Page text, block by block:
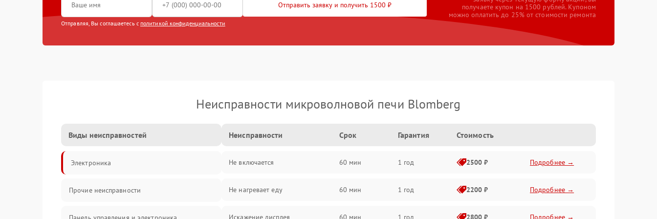
Отправить заявку и получить 1500 ₽
Отправляя, Вы соглашаетесь с политикой конфиденциальности
получаете купон на 1500 рублей. Купоном
можно оплатить до 25% от стоимости ремонта
Неисправности микроволновой печи Blomberg
Виды неисправностей
Электроника
Прочие неисправности
Неисправности Срок Гарантия Стоимость
Не включается 60 мин 1 год 2500 ₽ Подробнее →
Не нагревает еду 60 мин 1 год 2200 ₽ Подробнее →
Искажение дисплея 60 мин 1 год 2800 ₽ Подробнее →